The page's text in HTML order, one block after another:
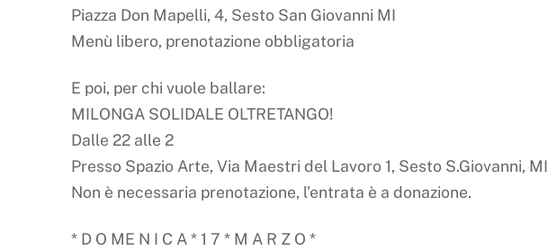
Piazza Don Mapelli, 4, Sesto San Giovanni MI
Menù libero, prenotazione obbligatoria
E poi, per chi vuole ballare:
MILONGA SOLIDALE OLTRETANGO!
Dalle 22 alle 2
Presso Spazio Arte, Via Maestri del Lavoro 1, Sesto S.Giovanni, MI
Non è necessaria prenotazione, l’entrata è a donazione.
* D O ME N I C A * 1 7 * M A R Z O *